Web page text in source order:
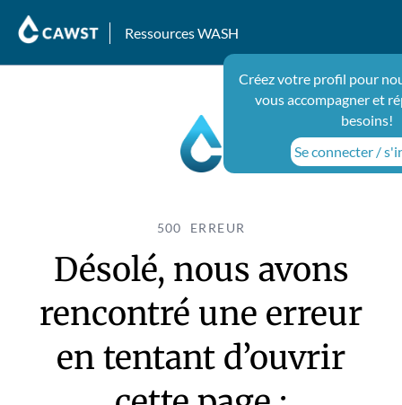
Ressources WASH
Créez votre profil pour
vous accompagner et
besoins!
Se connecter /
500 ERREUR
Désolé, nous avons
rencontré une erreur
en tentant d’ouvrir